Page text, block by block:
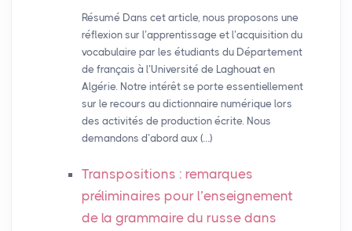
Résumé Dans cet article, nous proposons une
réflexion sur l’apprentissage et l’acquisition du
vocabulaire par les étudiants du Département
de français à l’Université de Laghouat en
Algérie. Notre intérêt se porte essentiellement
sur le recours au dictionnaire numérique lors
des activités de production écrite. Nous
demandons d’abord aux (…)
Transpositions : remarques
préliminaires pour l’enseignement
de la grammaire du russe dans